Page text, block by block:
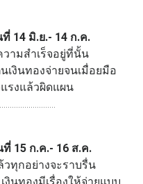
14 มิ.ย.- 14 ก.ค.
ามสำเร็จอยู่ที่นั้น
งินทองจ่ายจนเมื่อยมือ
รงแล้วผิดแผน
15 ก.ค.- 16 ส.ค.
ทุกอย่างจะราบรื่น